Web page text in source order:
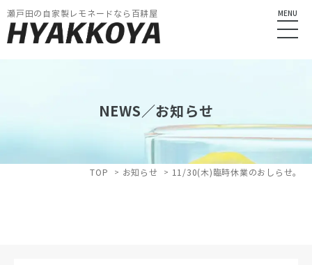
瀬戸田の自家製レモネードなら百耕屋 MENU
NEWS／お知らせ
TOP お知らせ 11/30(木)臨時休業のおしらせ。